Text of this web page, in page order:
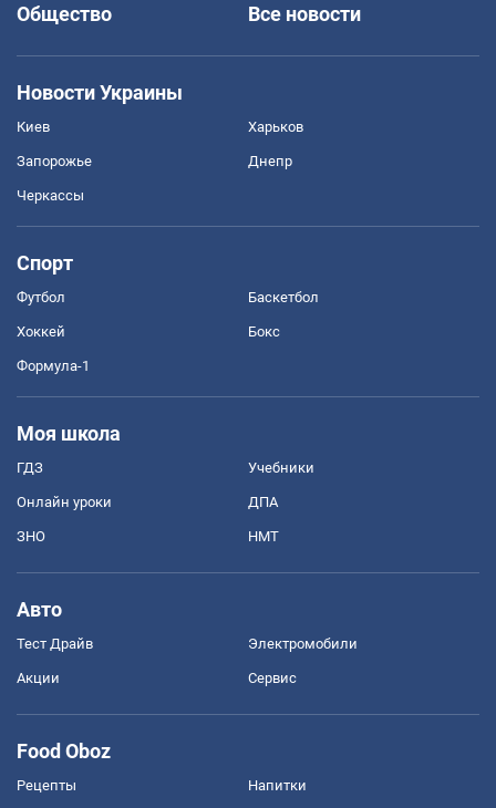
Общество
Все новости
Новости Украины
Киев Харьков
Запорожье Днепр
Черкассы
Спорт
Футбол Баскетбол
Хоккей Бокс
Формула-1
Моя школа
ГДЗ Учебники
Онлайн уроки ДПА
ЗНО НМТ
Авто
Тест Драйв Электромобили
Акции Сервис
Food Oboz
Рецепты Напитки